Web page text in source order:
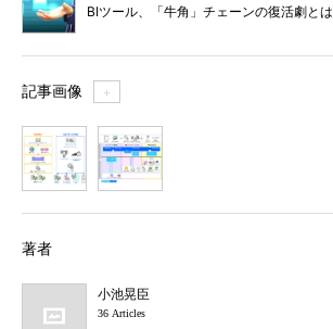
BIツール、「牛角」チェーンの復活劇とは
記事画像 ＋
著者
小池晃臣
36 Articles